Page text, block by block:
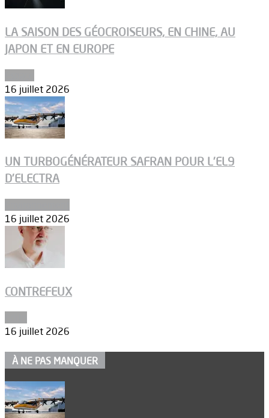
LA SAISON DES GÉOCROISEURS, EN CHINE, AU
JAPON ET EN EUROPE
16 juillet 2026
UN TURBOGÉNÉRATEUR SAFRAN POUR L’EL9
D’ELECTRA
16 juillet 2026
CONTREFEUX
16 juillet 2026
À NE PAS MANQUER